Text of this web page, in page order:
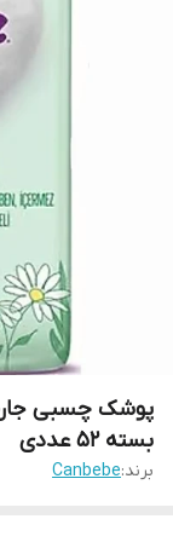
بسته 52 عددی
برند:Canbebe